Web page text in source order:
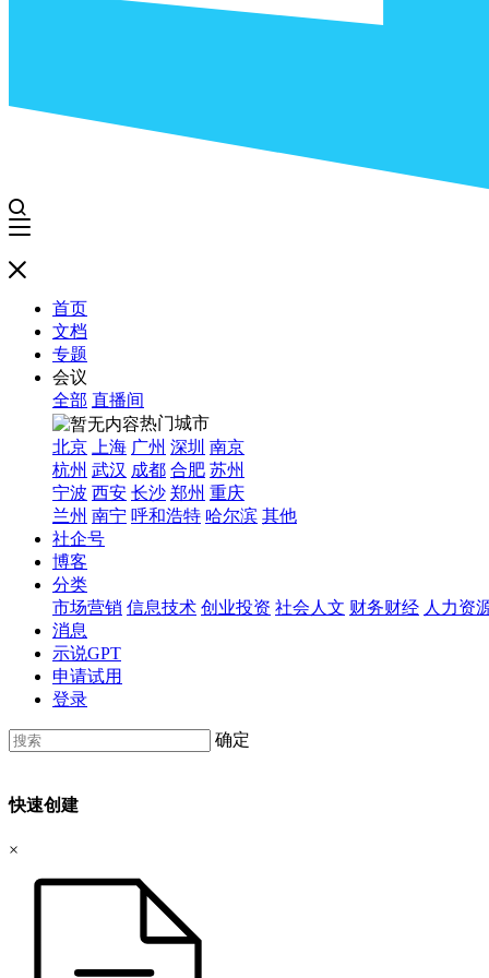
首页
文档
专题
会议
全部 直播间
热门城市
北京
上海 广州 深圳 南京
杭州 武汉 成都 合肥 苏州
宁波 西安 长沙 郑州 重庆
兰州 南宁 呼和浩特 哈尔滨 其他
社企号
博客
分类
市场营销 信息技术 创业投资 社会人文 财务财经 人力资
消息
示说GPT
申请试用
登录
确定
快速创建
×